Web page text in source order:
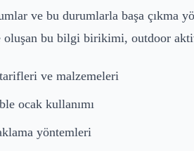
ve bu durumlarla başa çıkma
oluşan bu bilgi birikimi, outdoor
ve malzemeleri
ocak kullanımı
yöntemleri